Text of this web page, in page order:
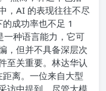
，AI 的表现往往不尽
成功率也不足 1
一种语言能力，它可
，但并不具备深层次
至关重要。林达华认
离。 一位来自大型
访中提到，尽管大模